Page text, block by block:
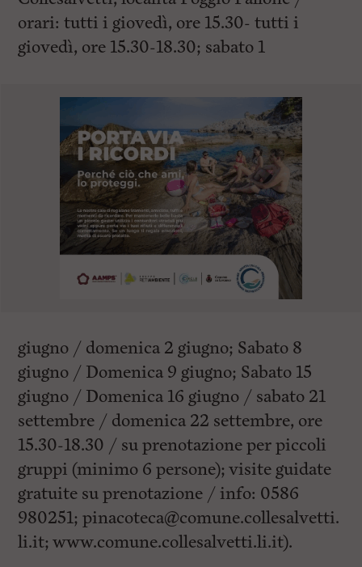
orari: tutti i giovedì, ore 15.30- tutti i
giovedì, ore 15.30-18.30; sabato 1
giugno / domenica 2 giugno; Sabato 8
giugno / Domenica 9 giugno; Sabato 15
giugno / Domenica 16 giugno / sabato 21
settembre / domenica 22 settembre, ore
15.30-18.30 / su prenotazione per piccoli
gruppi (minimo 6 persone); visite guidate
gratuite su prenotazione / info: 0586
980251;pinacoteca@comune.collesalvetti.
li.it; www.comune.collesalvetti.li.it).